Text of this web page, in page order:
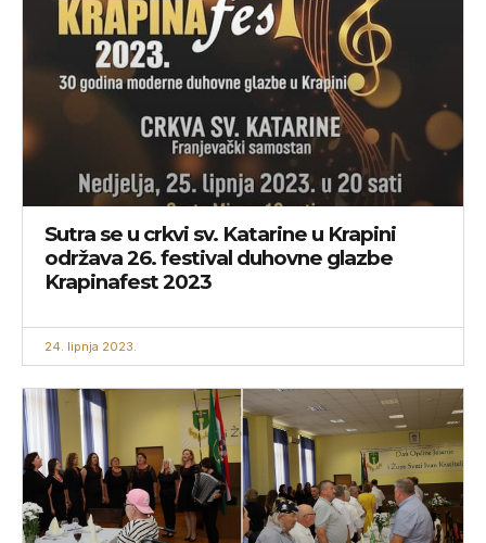
Sutra se u crkvi sv. Katarine u Krapini
održava 26. festival duhovne glazbe
Krapinafest 2023
24. lipnja 2023.